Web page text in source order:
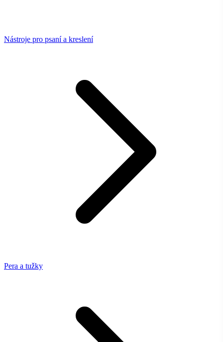
Nástroje pro psaní a kreslení
Pera a tužky